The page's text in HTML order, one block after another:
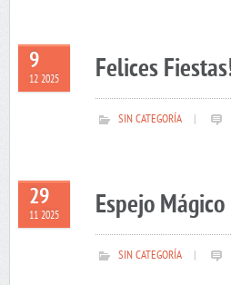
9
12 2025 Felices
SIN CATEGORÍA
29
11 2025 Espejo
SIN CATEGORÍA